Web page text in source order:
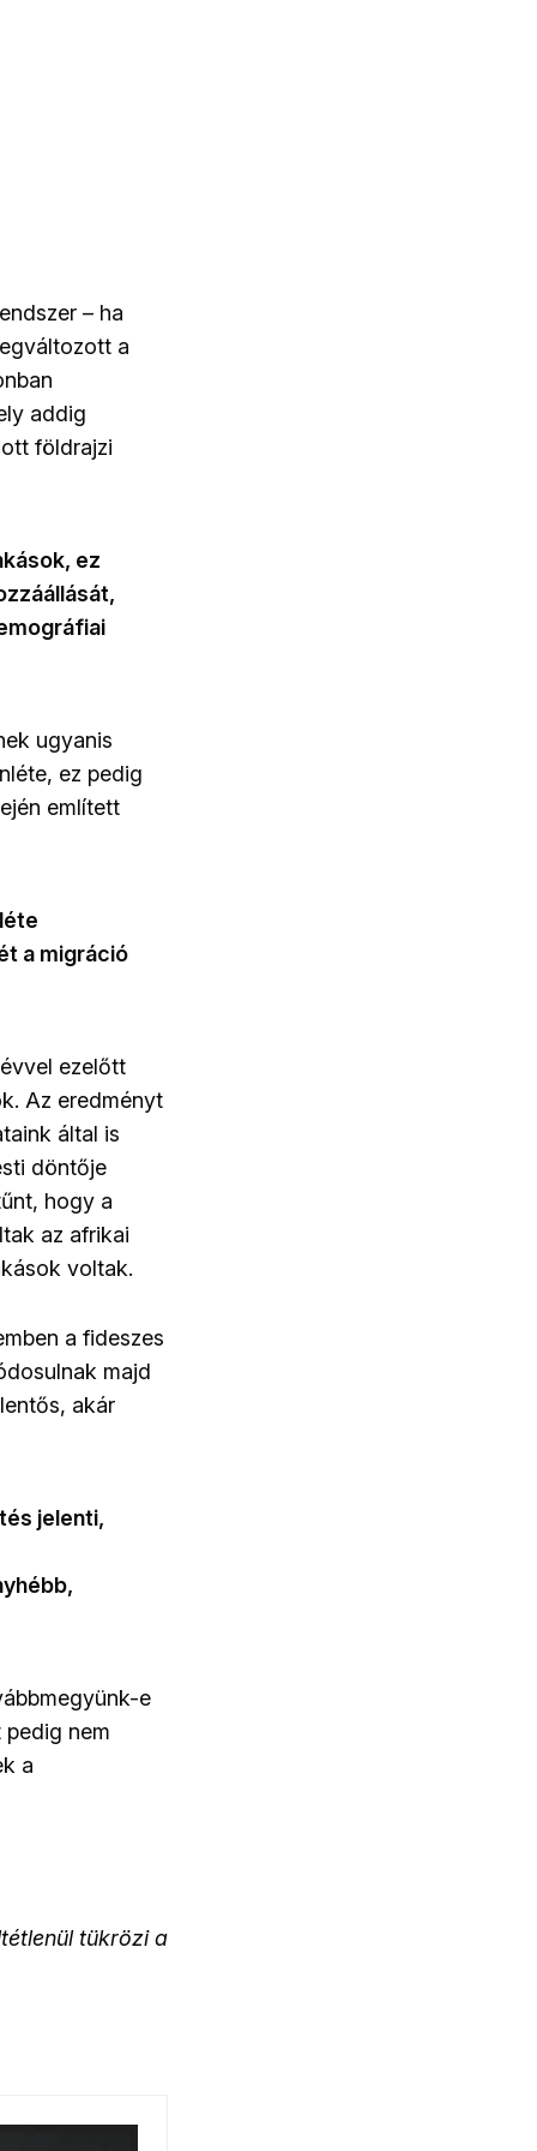
– ha
a
addig
földrajzi
ez
ugyanis
ez pedig
említett
a migráció
ezelőtt
Az eredményt
által is
döntője
hogy a
az afrikai
voltak.
a fideszes
majd
akár
jelenti,
e
pedig nem
a
tükrözi a